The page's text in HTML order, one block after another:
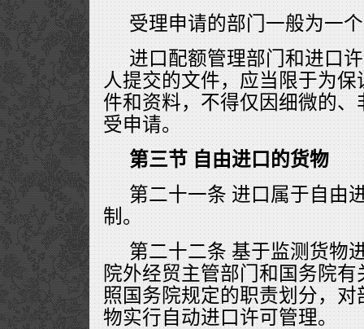
受理申请的部门一般为一
进口配额管理部门和进口
人提交的文件，应当限于为
件和资料，不得仅因细微的
受申请。
第三节 自由进口的货物
第二十一条 进口属于自由
制。
第二十二条 基于监测货物
院外经贸主管部门和国务院
照国务院规定的职责划分，
物实行自动进口许可管理。